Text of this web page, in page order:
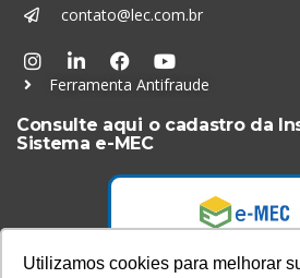
Utilizamos cookies para melhorar
contato@lec.com.br
Ferramenta Antifraude
Consulte aqui o cadastro da
Sistema e-MEC